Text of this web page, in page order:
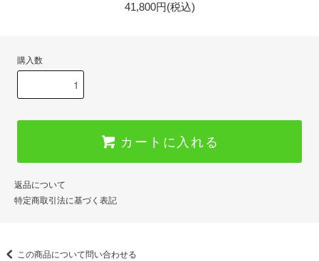
41,800円(税込)
購入数
カートに入れる
返品について
特定商取引法に基づく表記
この商品について問い合わせる